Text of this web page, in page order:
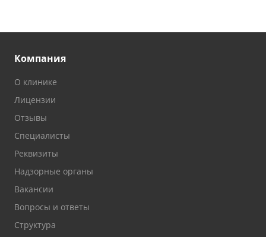
Компания
О клинике
Лицензии
Отзывы
Специалисты
Реквизиты
Надзорные органы
Вакансии
Вопросы и ответы
Структура